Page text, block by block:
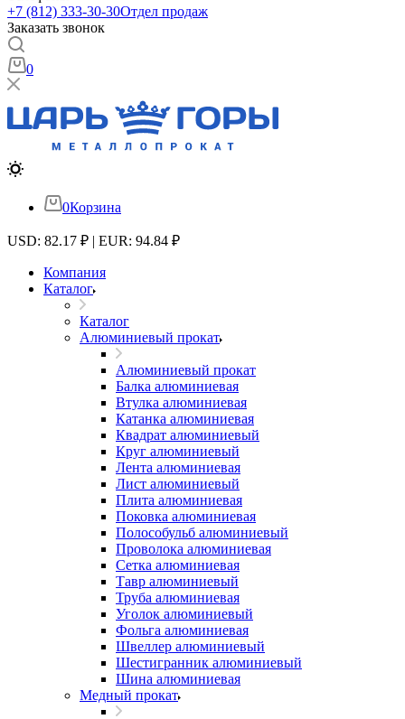
+7 (812) 333-30-30Отдел продаж
Заказать звонок
0
0Корзина
USD: 82.17 ₽ | EUR: 94.84 ₽
Компания
Каталог
Каталог
Алюминиевый прокат
Алюминиевый прокат
Балка алюминиевая
Втулка алюминиевая
Катанка алюминиевая
Квадрат алюминиевый
Круг алюминиевый
Лента алюминиевая
Лист алюминиевый
Плита алюминиевая
Поковка алюминиевая
Полособульб алюминиевый
Проволока алюминиевая
Сетка алюминиевая
Тавр алюминиевый
Труба алюминиевая
Уголок алюминиевый
Фольга алюминиевая
Швеллер алюминиевый
Шестигранник алюминиевый
Шина алюминиевая
Медный прокат